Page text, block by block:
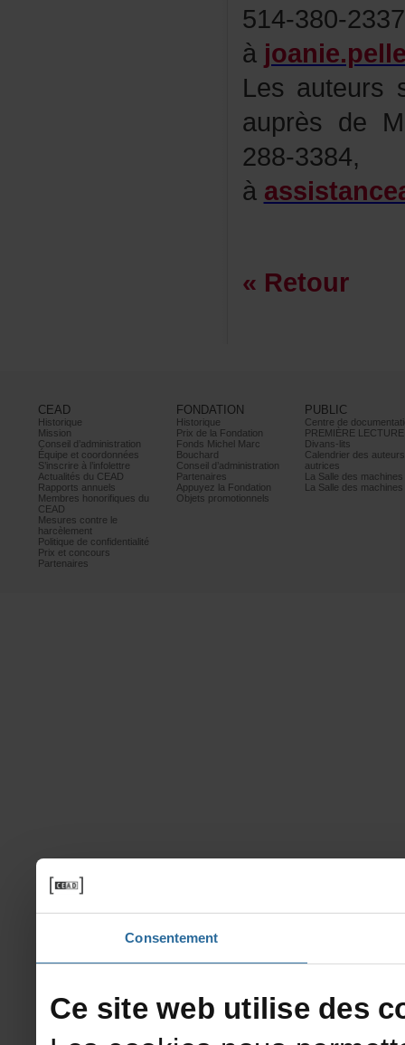
Consentement
514-
à
288-
à
«Retour
CEAD
Historique
Mission
Conseild’administration
Équipeetcoordonnées
S’inscrireàl’infolettre
ActualitésduCEAD
Rapportsannuels
Membreshonorifiquesdu
CEAD
Mesurescontrele
harcèlement
Politiquedeconfidentialité
Prixetconcours
Partenaires
FONDATION
Historique
PrixdelaFondation
FondsMichelMarc
Bouchard
Conseild’administration
Partenaires
AppuyezlaFondation
Objetspromotionnels
PUBLIC
PREMIÈRELECTURE
Divans-lits
autrices